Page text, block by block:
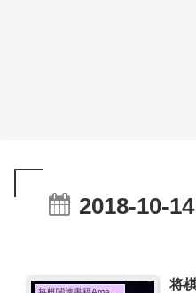
2018-10-14
将